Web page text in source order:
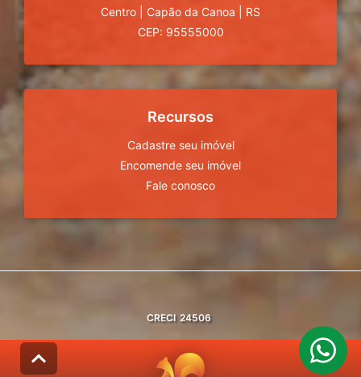
Centro
Capão da Canoa
RS
CEP: 95555000
Recursos
Cadastre seu imóvel
Encomende seu imóvel
Fale conosco
CRECI 24506